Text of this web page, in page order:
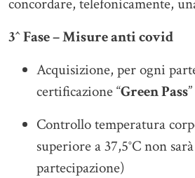
concordare, telefonicamente,
3^ Fase – Misure anti covid
Acquisizione, per ogni
certificazione “Green Pass”
Controllo temperatura
superiore a 37,5°C non
partecipazione)